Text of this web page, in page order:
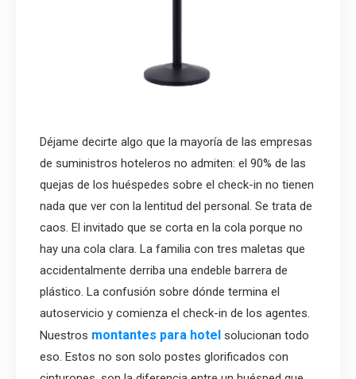
Déjame decirte algo que la mayoría de las empresas
de suministros hoteleros no admiten: el 90% de las
quejas de los huéspedes sobre el check-in no tienen
nada que ver con la lentitud del personal. Se trata de
caos. El invitado que se corta en la cola porque no
hay una cola clara. La familia con tres maletas que
accidentalmente derriba una endeble barrera de
plástico. La confusión sobre dónde termina el
autoservicio y comienza el check-in de los agentes.
Nuestros montantes para hotel solucionan todo
eso. Estos no son solo postes glorificados con